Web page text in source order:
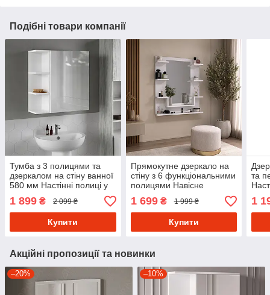
Подібні товари компанії
Тумба з 3 полицями та
дзеркалом на стіну ванної
580 мм Настінні полиці у
Ламінованого ДСП
1 899 ₴ 2 099 ₴
Купити
Прямокутне дзеркало на
стіну з 6 функціональними
полицями Навісне
1 699₴ 1 999 ₴
Купити
та
1
Акційні пропозиції та новинки
–20% –10%